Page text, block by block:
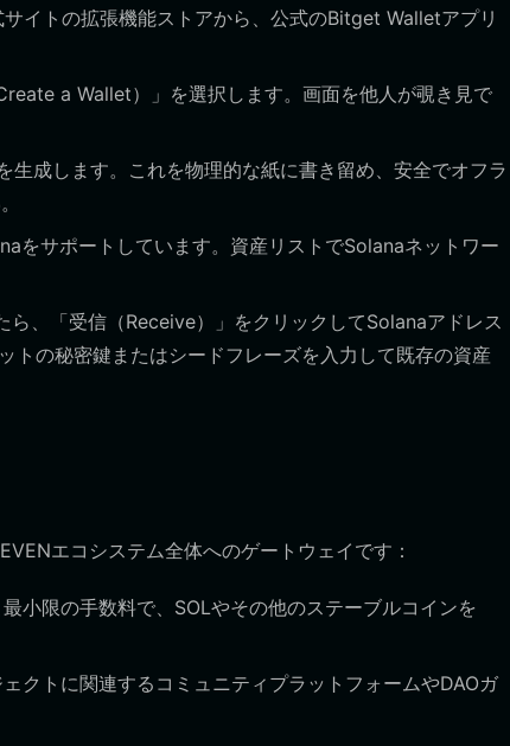
イトの拡張機能ストアから、公式のBitget Walletアプリ
a Wallet）」を選択します。画面を他人が覗き見で
生成します。これを物理的な紙に書き留め、安全でオフラ
をサポートしています。資産リストでSolanaネットワー
ら、「受信（Receive）」をクリックしてSolanaアドレス
トの秘密鍵またはシードフレーズを入力して既存の資産
エコシステム全体へのゲートウェイです：
小限の手数料で、SOLやその他のステーブルコインを
クトに関連するコミュニティプラットフォームやDAOガ